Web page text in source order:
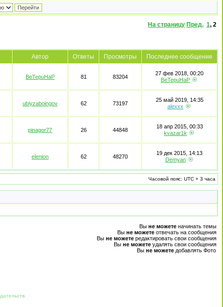
На страницу Пред. 1, 2
Автор Ответы Просмотры
Последнее сообщение
BeTepuHaP 81 83204
27 фев 2018, 00:20
BeTepuHaP
ubiyzaboingov 62 73197
25 май 2019, 14:35
alexxx
pinagor77 26 44848
18 апр 2015, 00:33
kvazar1k
elenion 62 48270
19 дек 2015, 14:13
Demyan
Часовой пояс: UTC + 3 часа
Вы не можете начинать темы
Вы не можете отвечать на сообщения
Вы не можете редактировать свои сообщения
Вы не можете удалять свои сообщения
Вы не можете добавлять Фото